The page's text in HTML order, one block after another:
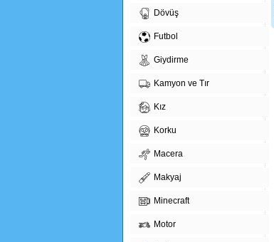
Dövüş
Futbol
Giydirme
Kamyon ve Tır
Kız
Korku
Macera
Makyaj
Minecraft
Motor